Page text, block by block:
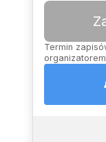
Termin